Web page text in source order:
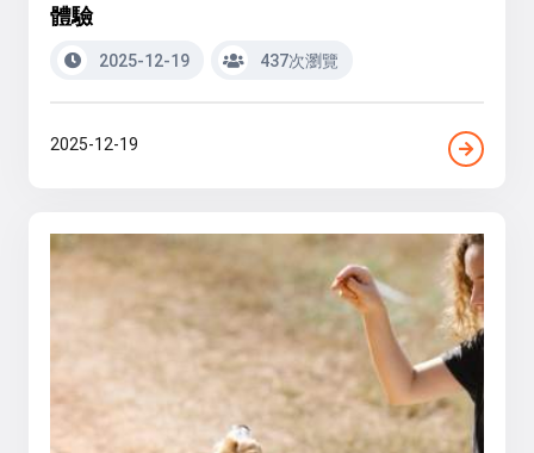
體驗
2025-12-19 437次瀏覽
2025-12-19